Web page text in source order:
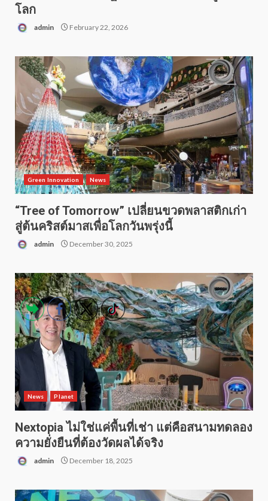
โลก
admin February 22, 2026
Green Innovation News
“Tree of Tomorrow” เปลี่ยนขวดพลาสติกเก่า
สู่ต้นคริสต์มาสเพื่อโลกวันพรุ่งนี้
admin December 30, 2025
News Planet
Nextopia ไม่ใช่แค่พื้นที่เช่า แต่คือสนามทดลอง
ความยั่งยืนที่ต้องวัดผลได้จริง
admin December 18, 2025